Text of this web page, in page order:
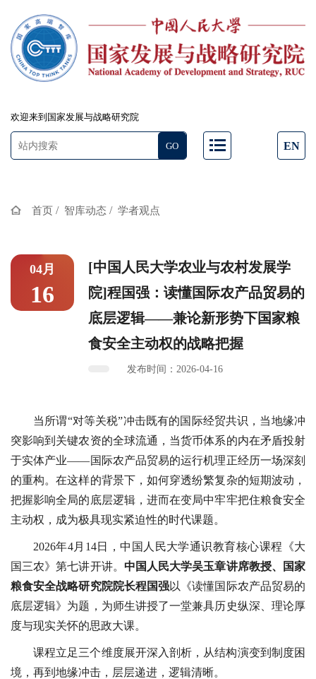
欢迎来到国家发展与战略研究院
EN
首页 / 智库动态 / 学者观点
04月
16
[中国人民大学农业与农村发展学
院]程国强：读懂国际农产品贸易的
底层逻辑——兼论新形势下国家粮
食安全主动权的战略把握
发布时间：2026-04-16
当所谓“对等关税”冲击既有的国际经贸共识，当地缘冲
突影响到关键农资的全球流通，当货币体系的内在矛盾投射
于实体产业——国际农产品贸易的运行机理正经历一场深刻
的重构。在这样的背景下，如何穿透纷繁复杂的短期波动，
把握影响全局的底层逻辑，进而在变局中牢牢把住粮食安全
主动权，成为极具现实紧迫性的时代课题。
2026年4月14日，中国人民大学通识教育核心课程《大
国三农》第七讲开讲。 中国人民大学吴玉章讲席教授、国家
粮食安全战略研究院院长程国强以《读懂国际农产品贸易的
底层逻辑》为题，为师生讲授了一堂兼具历史纵深、理论厚
度与现实关怀的思政大课。
课程立足三个维度展开深入剖析，从结构演变到制度困
境，再到地缘冲击，层层递进，逻辑清晰。